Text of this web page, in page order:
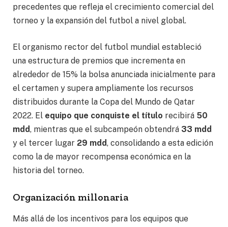
precedentes que refleja el crecimiento comercial del
torneo y la expansión del futbol a nivel global.
El organismo rector del futbol mundial estableció
una estructura de premios que incrementa en
alrededor de 15% la bolsa anunciada inicialmente para
el certamen y supera ampliamente los recursos
distribuidos durante la Copa del Mundo de Qatar
2022. El equipo que conquiste el título recibirá 50
mdd, mientras que el subcampeón obtendrá 33 mdd
y el tercer lugar 29 mdd, consolidando a esta edición
como la de mayor recompensa económica en la
historia del torneo.
Organización millonaria
Más allá de los incentivos para los equipos que